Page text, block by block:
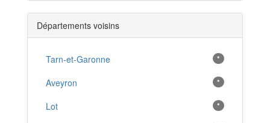
Cordes-sur-Ciel *
Réalmont *
Lavaur *
Rabastens *
Carmaux *
Départements voisins
Tarn-et-Garonne *
Aveyron *
Lot *